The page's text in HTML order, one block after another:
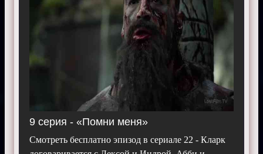
9 серия - «Помни меня»
Смотреть бесплатно эпизод в сериале 22 - Кларк